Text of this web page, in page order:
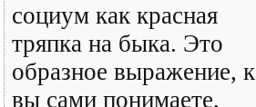
социум как красная
тряпка на быка. Это
образное выражение,
вы сами понимаете,